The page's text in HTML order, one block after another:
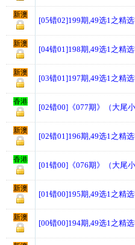
新澳
[05错02]199期,49选1之精
新澳
[04错01]198期,49选1之精
新澳
[03错01]197期,49选1之精
香港
[02错00]《077期》（大
新澳
[02错01]196期,49选1之精
香港
[01错00]《076期》（大
新澳
[01错00]195期,49选1之精
新澳
[00错00]194期,49选1之精